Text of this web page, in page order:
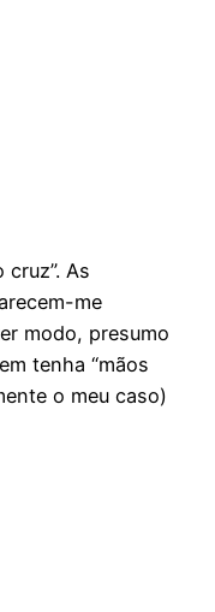
As
me
modo, presumo
tenha “mãos
o meu caso)